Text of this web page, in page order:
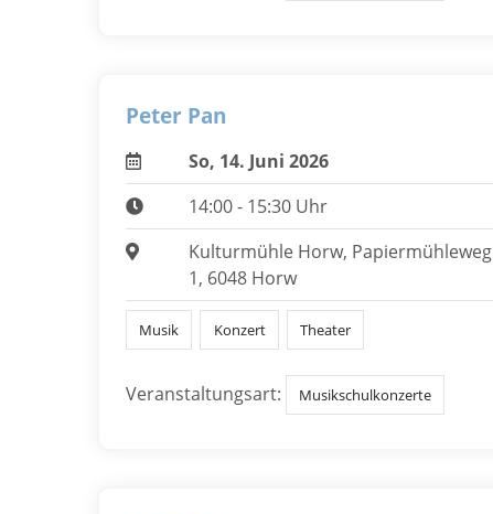
Peter Pan
So, 14. Juni 2026
14:00 - 15:30 Uhr
Kulturmühle Horw, Papiermühleweg
1, 6048 Horw
Musik Konzert Theater
Veranstaltungsart: Musikschulkonzerte